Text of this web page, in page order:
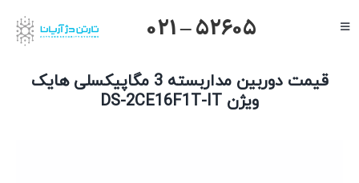
to
Toggle
گرنداستریم
021 – 52605
قیمت دوربین مداربسته 3 مگاپیکسلی هایک
ویژن DS-2CE16F1T-IT